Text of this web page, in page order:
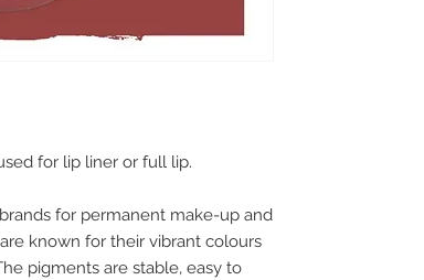
for lip liner or full lip.
for permanent make-up and
known for their vibrant colours
pigments are stable, easy to